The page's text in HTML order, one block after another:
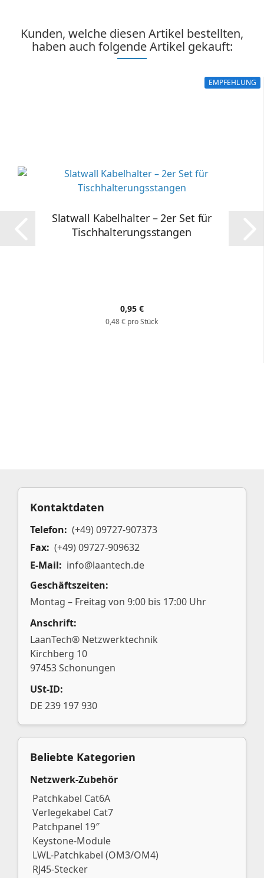
Kunden, welche diesen Artikel bestellten,
haben auch folgende Artikel gekauft:
EMPFEHLUNG
Slatwall Kabelhalter – 2er Set für
Tischhalterungsstangen
0,95 €
0,48 € pro Stück
Kontaktdaten
Telefon: (+49) 09727-907373
Fax: (+49) 09727-909632
E-Mail: info@laantech.de
Geschäftszeiten:
Montag – Freitag von 9:00 bis 17:00 Uhr
Anschrift:
LaanTech® Netzwerktechnik
Kirchberg 10
97453 Schonungen
USt-ID:
DE 239 197 930
Beliebte Kategorien
Netzwerk-Zubehör
Patchkabel Cat6A
Verlegekabel Cat7
Patchpanel 19″
Keystone-Module
LWL-Patchkabel (OM3/OM4)
RJ45-Stecker